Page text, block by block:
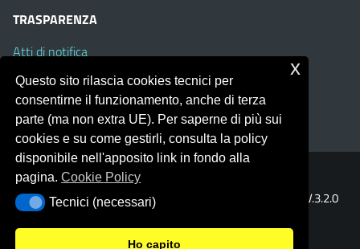
TRASPARENZA
Atti di notifica
Albo on line
Amministrazione Trasparente
Obiettivi di Accessibilità
Portale realizzato con la piattaforma
Template Italia configurato sul tema accessibile
V.3.2.0
(Mizar)
Questo sito rilascia cookies tecnici per
consentirne il funzionamento, anche di terza
parte (ma non extra UE). Per saperne di più sui
cookies e su come gestirli, consulta la policy
disponibile nell'apposito link in fondo alla
pagina.Cookie Policy
Tecnici (necessari)
Tecnici (necessari)
Ho capito
x